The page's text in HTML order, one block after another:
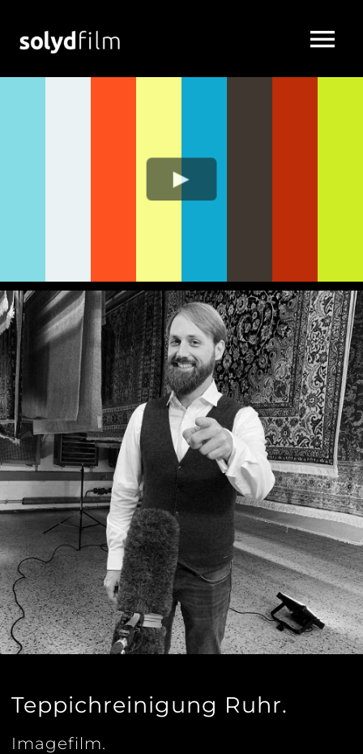
Teppichreinigung Ruhr.
Imagefilm.